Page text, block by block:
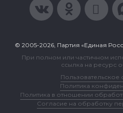
© 2005-2026, Партия «Единая
При полном или частичном
ссылка на ресурс
Пользовательское
Политика
Политика в отношении
Согласие на обработку